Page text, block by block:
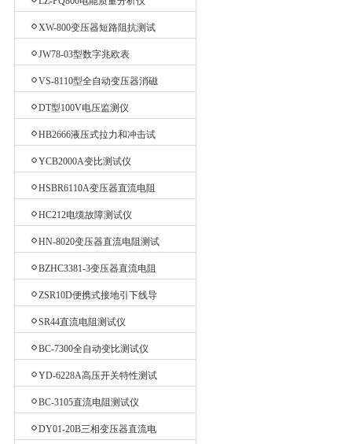
XW-800变压器短路阻抗测试
JW78-03型数字兆欧表
VS-8110型全自动变压器消磁
DT型100V电压监测仪
HB2666液压式拉力和冲击试
YCB2000A变比测试仪
HSBR6110A变压器直流电阻
HC212电缆故障测试仪
HN-8020变压器直流电阻测试
BZHC3381-3变压器直流电阻
ZSR10D便携式接地引下线导
通测试仪
SR44直流电阻测试仪
BC-7300全自动变比测试仪
YD-6228A高压开关特性测试
BC-3105直流电阻测试仪
DY01-20B三相变压器直流电